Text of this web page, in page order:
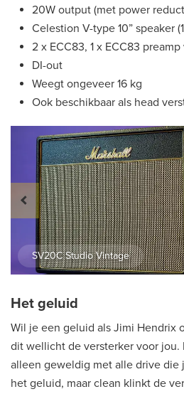
20W output (met power
Celestion V-type 10” speaker
2 x ECC83, 1 x ECC83
DI-out
Weegt ongeveer 16 kg
Ook beschikbaar als head
SV20C Studio Vintage
Het geluid
Wil je een geluid als Jimi Hendrix
dit wellicht de versterker voor
alleen geweldig met alle drive die
het geluid, maar clean klinkt de